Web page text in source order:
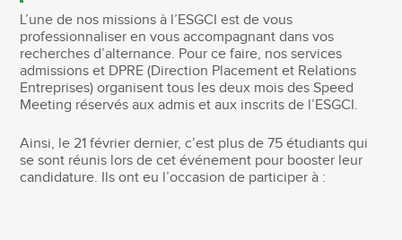
L’une de nos missions à l’ESGCI est de vous
professionnaliser en vous accompagnant dans vos
recherches d’alternance. Pour ce faire, nos services
admissions et DPRE (Direction Placement et Relations
Entreprises) organisent tous les deux mois des Speed
Meeting réservés aux admis et aux inscrits de l’ESGCI.
Ainsi, le 21 février dernier, c’est plus de 75 étudiants qui
se sont réunis lors de cet événement pour booster leur
candidature. Ils ont eu l’occasion de participer à :